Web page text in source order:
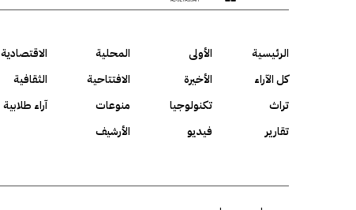
الرئيسية الأولى المحلية الاقتصادية
كل الآراء
الأخيرة الافتتاحية الثقافية
تراث
تكنولوجيا منوعات آراء طلابية
تقارير
فيديو الأرشيف